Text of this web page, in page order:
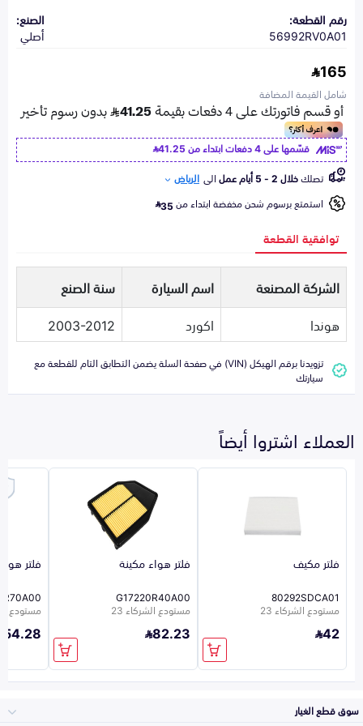
رقم القطعة:
56992RV0A01
الصنع:
أصلي
165
شامل القيمة المضافة
قسّمها على 4 دفعات ابتداء من
41.25
تصلكخلال 2 - 5 أيام عمل الى الرياض
استمتع برسوم شحن مخفضة ابتداء من35
توافقية القطعة
الشركة المصنعة اسم السيارة
سنة الصنع
هوندا
اكورد 2003-2012
تزويدنا برقم الهيكل (VIN) في صفحة السلة يضمن التطابق التام للقطعة مع
سيارتك
العملاء اشتروا أيضاً
فلتر مكيف
80292SDCA01
مستودع الشركاء 23
42
فلتر هواء مكينة
G17220R40A00
مستودع الشركاء 23
82.23
فلتر
مستودع
54.28
سوق قطع الغيار